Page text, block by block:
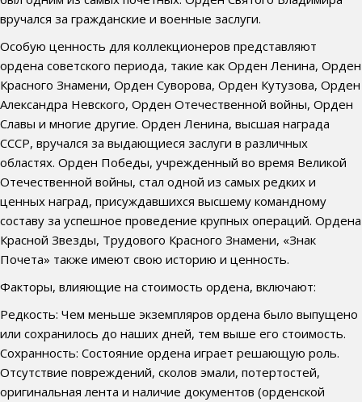
вручался за гражданские и военные заслуги.
Особую ценность для коллекционеров представляют
ордена советского периода, такие как Орден Ленина, Орден
Красного Знамени, Орден Суворова, Орден Кутузова, Орден
Александра Невского, Орден Отечественной войны, Орден
Славы и многие другие. Орден Ленина, высшая награда
СССР, вручался за выдающиеся заслуги в различных
областях. Орден Победы, учрежденный во время Великой
Отечественной войны, стал одной из самых редких и
ценных наград, присуждавшихся высшему командному
составу за успешное проведение крупных операций. Ордена
Красной Звезды, Трудового Красного Знамени, «Знак
Почета» также имеют свою историю и ценность.
Факторы, влияющие на стоимость ордена, включают:
Редкость: Чем меньше экземпляров ордена было выпущено
или сохранилось до наших дней, тем выше его стоимость.
Сохранность: Состояние ордена играет решающую роль.
Отсутствие повреждений, сколов эмали, потертостей,
оригинальная лента и наличие документов (орденской